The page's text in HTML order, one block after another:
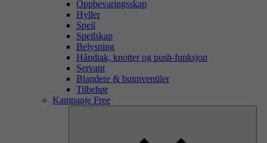
Oppbevaringsskap
Hyller
Speil
Speilskap
Belysning
Håndtak, knotter og push-funksjon
Servant
Blandere & bunnventiler
Tilbehør
Kampanje Free